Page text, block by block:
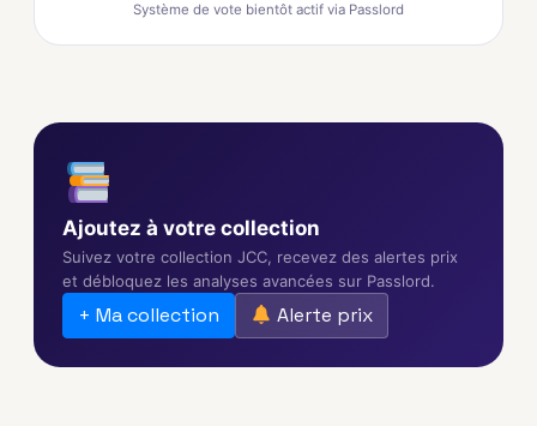
Système de vote bientôt actif via Passlord
Ajoutez à votre collection
Suivez votre collection JCC, recevez des alertes prix
et débloquez les analyses avancées sur Passlord.
+ Ma collection Alerte prix